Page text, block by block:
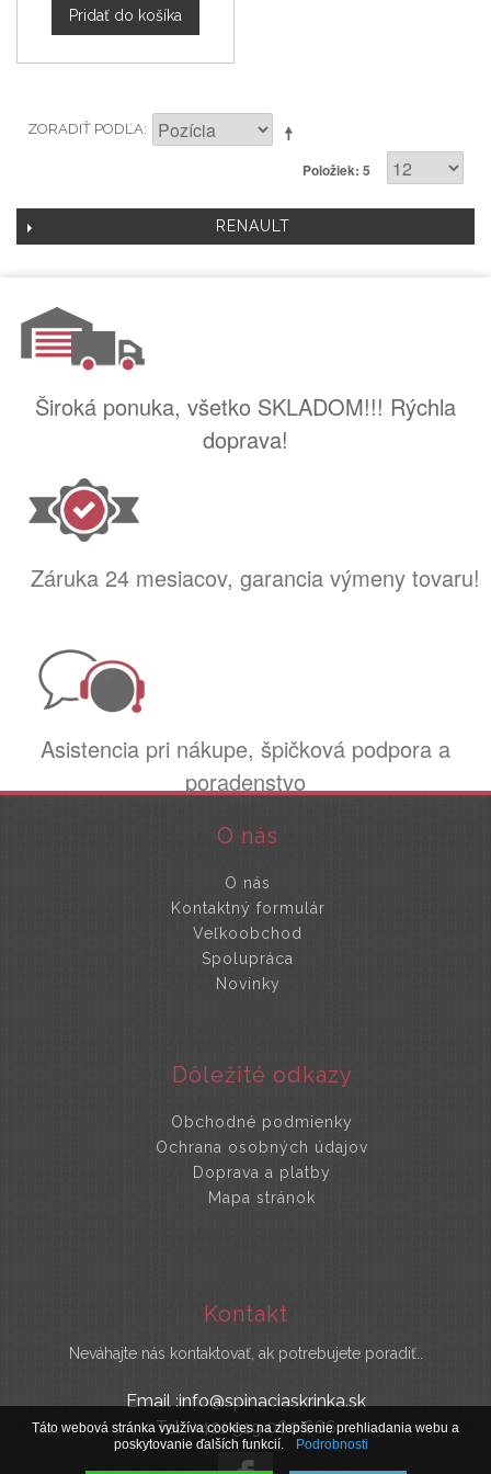
Pridať do košíka
ZORADIŤ PODĽA
Položiek: 5
RENAULT
Široká ponuka, všetko SKLADOM!!! Rýchla
doprava!
Záruka 24 mesiacov, garancia výmeny tovaru!
Asistencia pri nákupe, špičková podpora a
poradenstvo
O nás
O nás
Kontaktný formulár
Veľkoobchod
Spolupráca
Novinky
Dôležité odkazy
Obchodné podmienky
Ochrana osobných údajov
Doprava a platby
Mapa stránok
Kontakt
Neváhajte nás kontaktovať, ak potrebujete poradiť..
Email :info@spinaciaskrinka.sk
Tel : +421 919 060 666
Táto webová stránka využíva cookies na zlepšenie prehliadania webu a
poskytovanie ďalších funkcií.
Podrobnosti